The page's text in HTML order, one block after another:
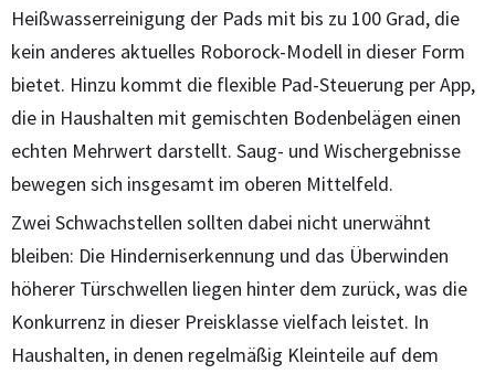
Heißwasserreinigung der Pads mit bis zu 100 Grad, die
kein anderes aktuelles Roborock-Modell in dieser Form
bietet. Hinzu kommt die flexible Pad-Steuerung per App,
die in Haushalten mit gemischten Bodenbelägen einen
echten Mehrwert darstellt. Saug- und Wischergebnisse
bewegen sich insgesamt im oberen Mittelfeld.
Zwei Schwachstellen sollten dabei nicht unerwähnt
bleiben: Die Hinderniserkennung und das Überwinden
höherer Türschwellen liegen hinter dem zurück, was die
Konkurrenz in dieser Preisklasse vielfach leistet. In
Haushalten, in denen regelmäßig Kleinteile auf dem